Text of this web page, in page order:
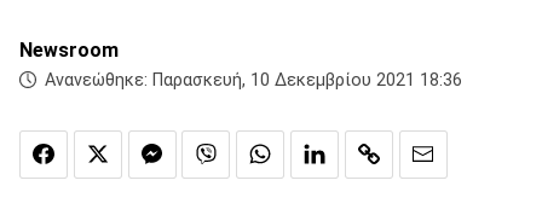
Newsroom
Ανανεώθηκε: Παρασκευή, 10 Δεκεμβρίου 2021 18:36